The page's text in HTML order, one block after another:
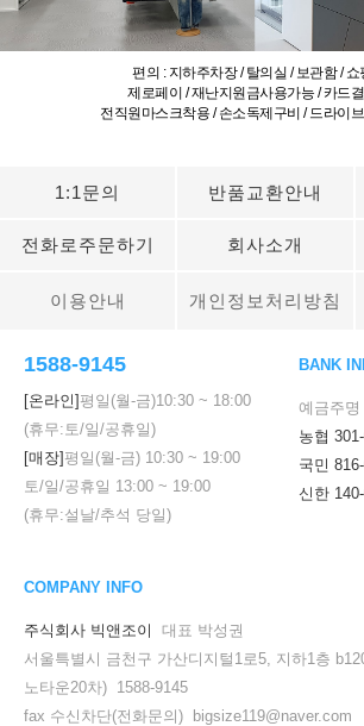
편의 : 지하주차장 / 탈의실 / 보관함 / 쇼
제로페이 / 재난지원금사용가능 / 카드
전직원마스크착용 / 손소독제구비 / 드라이
1:1문의 반품교환안내
전화로주문하기 회사소개
이용안내 개인정보처리방침
1588-9145
[온라인]평일(월-금)10:30 ~ 18:00
(휴무:토/일/공휴일)
[매장]평일(월-금) 10:30 ~ 19:00
토/일/공휴일 13:00 ~ 19:00
(휴무:설날/추석 당일)
BANK
예금주명
농협
국민
신한
COMPANY INFO
주식회사 빅앤조이
대표 박성권
서울특별시 금천구 가산디지털1로5, 지하1층
노타운20차) 1588-9145
fax 수신차단(전화문의) bigsize119@naver.com